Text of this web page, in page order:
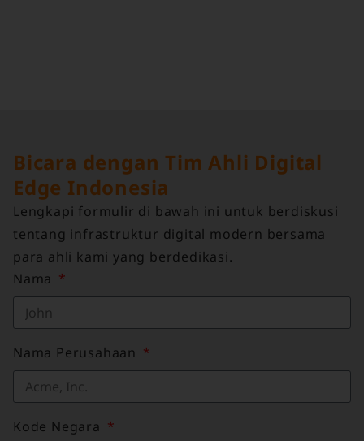
Bicara dengan Tim Ahli Digital
Edge Indonesia
Lengkapi formulir di bawah ini untuk berdiskusi
tentang infrastruktur digital modern bersama
para ahli kami yang berdedikasi.
Nama
Nama Perusahaan
Kode Negara